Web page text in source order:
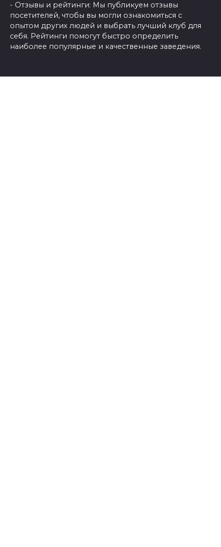
- Отзывы и рейтинги: Мы публикуем отзывы
посетителей, чтобы вы могли ознакомиться с
опытом других людей и выбрать лучший клуб для
себя. Рейтинги помогут быстро определить
наиболее популярные и качественные заведения.